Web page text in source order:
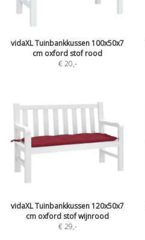
vidaXL Tuinbankkussen 100x50x7
cm oxford stof rood
€ 20,-
vidaXL Tuinbankkussen 120x50x7
cm oxford stof wijnrood
€ 29,-